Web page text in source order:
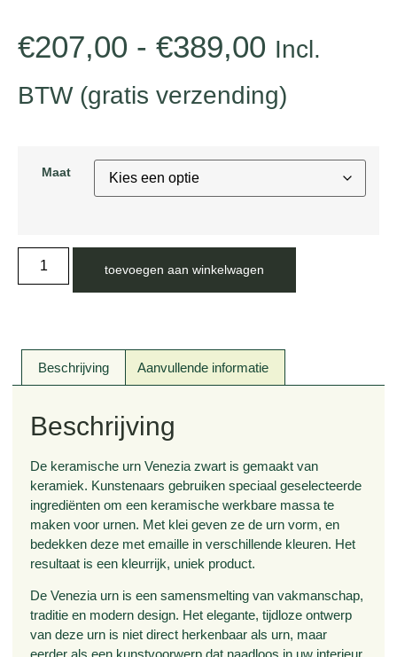
€207,00 - €389,00 Incl.
BTW (gratis verzending)
Maat
toevoegen aan winkelwagen
Beschrijving Aanvullende informatie
Beschrijving
De keramische urn Venezia zwart is gemaakt van
keramiek. Kunstenaars gebruiken speciaal geselecteerde
ingrediënten om een keramische werkbare massa te
maken voor urnen. Met klei geven ze de urn vorm, en
bedekken deze met emaille in verschillende kleuren. Het
resultaat is een kleurrijk, uniek product.
De Venezia urn is een samensmelting van vakmanschap,
traditie en modern design. Het elegante, tijdloze ontwerp
van deze urn is niet direct herkenbaar als urn, maar